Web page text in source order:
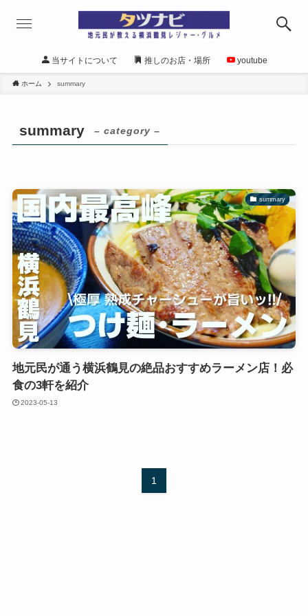
当サイトについて 推しのお店・場所 youtube
ホーム summary
summary – category –
summary
地元民が通う横浜鶴見の絶品おすすめラーメン店！必
食の3軒を紹介
2023-05-13
1